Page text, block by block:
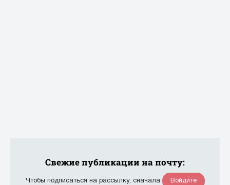
Свежие публикации на почту:
Чтобы подписаться на рассылку, сначала Войдите